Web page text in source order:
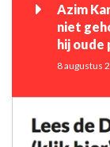
Azim
niet
hij oude
8 augustus